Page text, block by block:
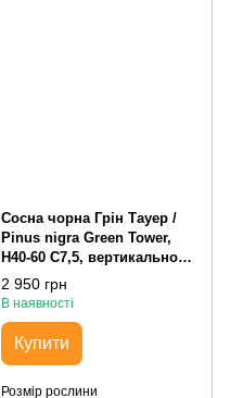
Сосна чорна Грін Тауер /
Pinus nigra Green Tower,
H40-60 С7,5, вертикально
зростаюча
2 950 грн
В наявності
Купити
Розмір рослини